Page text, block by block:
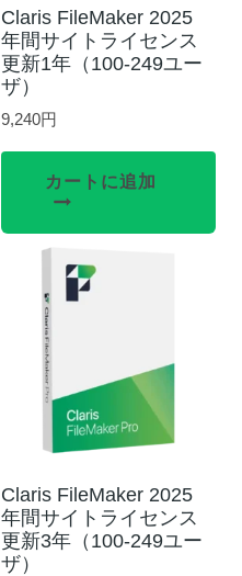
Claris FileMaker 2025
年間サイトライセンス
更新1年（100-249ユー
ザ）
9,240円
カートに追加
Claris FileMaker 2025
年間サイトライセンス
更新3年（100-249ユー
ザ）